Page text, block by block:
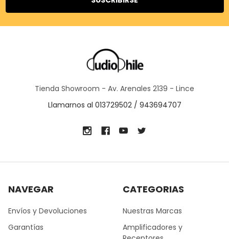
Tienda Showroom - Av. Arenales 2139 - Lince
Llamarnos al 013729502 / 943694707
NAVEGAR
Envíos y Devoluciones
Garantías
CATEGORIAS
Nuestras Marcas
Amplificadores y